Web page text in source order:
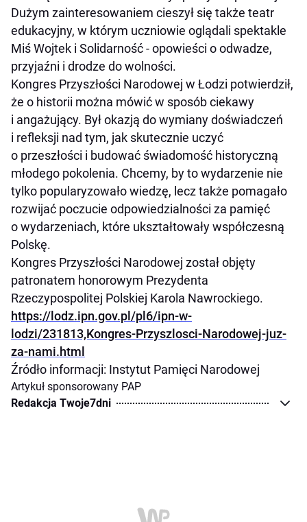
Dużym zainteresowaniem cieszył się także teatr
edukacyjny, w którym uczniowie oglądali spektakle
Miś Wojtek i Solidarność - opowieści o odwadze,
przyjaźni i drodze do wolności.
Kongres Przyszłości Narodowej w Łodzi potwierdził,
że o historii można mówić w sposób ciekawy
i angażujący. Był okazją do wymiany doświadczeń
i refleksji nad tym, jak skutecznie uczyć
o przeszłości i budować świadomość historyczną
młodego pokolenia. Chcemy, by to wydarzenie nie
tylko popularyzowało wiedzę, lecz także pomagało
rozwijać poczucie odpowiedzialności za pamięć
o wydarzeniach, które ukształtowały współczesną
Polskę.
Kongres Przyszłości Narodowej został objęty
patronatem honorowym Prezydenta
Rzeczypospolitej Polskiej Karola Nawrockiego.
https://lodz.ipn.gov.pl/pl6/ipn-w-
lodzi/231813,Kongres-Przyszlosci-Narodowej-juz-
za-nami.html
Źródło informacji: Instytut Pamięci Narodowej
Artykuł sponsorowany PAP
Redakcja Twoje7dni